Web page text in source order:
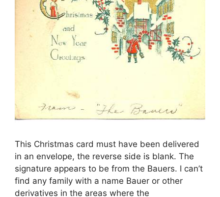
This Christmas card must have been delivered
in an envelope, the reverse side is blank. The
signature appears to be from the Bauers. I can’t
find any family with a name Bauer or other
derivatives in the areas where the